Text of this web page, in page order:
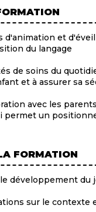
d'animation et
du langage
de soins du
et à assurer sa
avec les
permet un
FORMATION
le développement du
sur le contexte